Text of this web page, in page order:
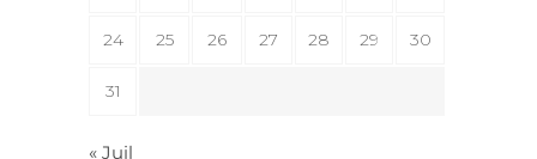
24 25 26 27 28 29 30
31
« Juil